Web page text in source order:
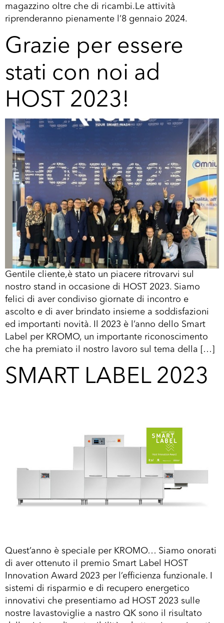
magazzino oltre che di ricambi.Le attività
riprenderanno pienamente l’8 gennaio 2024.
Grazie per essere
stati con noi ad
HOST 2023!
Gentile cliente,è stato un piacere ritrovarvi sul
nostro stand in occasione di HOST 2023. Siamo
felici di aver condiviso giornate di incontro e
ascolto e di aver brindato insieme a soddisfazioni
ed importanti novità. Il 2023 è l’anno dello Smart
Label per KROMO, un importante riconoscimento
che ha premiato il nostro lavoro sul tema della […]
SMART LABEL 2023
Quest’anno è speciale per KROMO… Siamo onorati
di aver ottenuto il premio Smart Label HOST
Innovation Award 2023 per l’efficienza funzionale. I
sistemi di risparmio e di recupero energetico
innovativi che presentiamo ad HOST 2023 sulle
nostre lavastoviglie a nastro QK sono il risultato